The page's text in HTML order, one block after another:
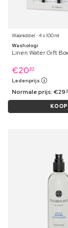
Wasmiddel ⋅ 4 x 100 ml
Washologi
Linen Water Gift Box
€20 89
Ledenprijs
Normale prijs:€29
KOOP